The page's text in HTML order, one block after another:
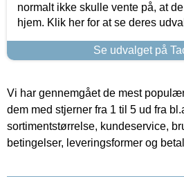
normalt ikke skulle vente på, at
hjem. Klik her for at se deres
Se udvalget på
Vi har gennemgået de mest
dem med stjerner fra 1 til 5 ud fra
sortimentstørrelse, kundeservice,
betingelser, leveringsformer og